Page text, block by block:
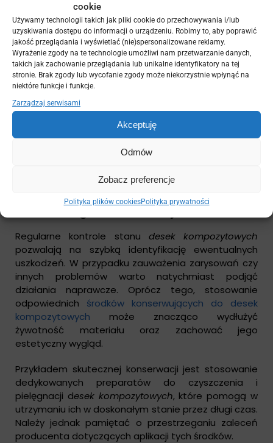
cookie
Używamy technologii takich jak pliki cookie do przechowywania i/lub
uzyskiwania dostępu do informacji o urządzeniu. Robimy to, aby poprawić
jakość przeglądania i wyświetlać (nie)spersonalizowane reklamy.
Wyrażenie zgody na te technologie umożliwi nam przetwarzanie danych,
takich jak zachowanie przeglądania lub unikalne identyfikatory na tej
stronie. Brak zgody lub wycofanie zgody może niekorzystnie wpłynąć na
niektóre funkcje i funkcje.
Zarządzaj serwisami
Akceptuję
Odmów
Zobacz preferencje
Polityka plików cookiesPolityka prywatności
wilgoci. Dodatkowo, w okresie zimowym warto
regularnie usuwać śnieg i lód z tarasu, aby uniknąć
nadmiernego obciążenia desek.
Użycie odpowiednich narzędzi
Podczas prac ogrodniczych czy konserwacyjnych w
pobliżu tarasu należy zwrócić uwagę na używane
narzędzia. Unikaj kontaktu z ostrymi przedmiotami,
które mogą prowadzić do zarysowań na deskach
kompozytowych. Warto także wybierać narzędzia o
miękkich końcówkach, które nie będą narażały
powierzchni na uszkodzenia.
Monitoring i konserwacja
Regularne kontrole stanu desek kompozytowych
pozwalają na szybką identyfikację ewentualnych
uszkodzeń. W przypadku zauważenia zarysowań czy
innych problemów warto natychmiast podjąć
działania naprawcze. Oprócz tego, stosowanie
odpowiednich środków konserwujących do desek
kompozytowych może znacząco wydłużyć
żywotność materiału oraz zachować jego
estetyczny wygląd.
Przykładem skutecznej konserwacji jest stosowanie
dedykowanych preparatów do czyszczenia i
pielęgnacji desek kompozytowych, które pomogą w
utrzymaniu ich w doskonałym stanie przez długi czas.
Należy jednak pamiętać o przestrzeganiu zaleceń
producenta dotyczących aplikacji tych środków.